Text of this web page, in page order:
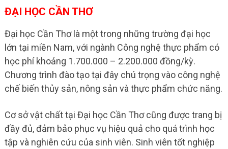
ĐẠI HỌC CẦN THƠ
Đại học Cần Thơ là một trong những trường đại học
lớn tại miền Nam, với ngành Công nghệ thực phẩm có
học phí khoảng 1.700.000 – 2.200.000 đồng/kỳ.
Chương trình đào tạo tại đây chú trọng vào công nghệ
chế biến thủy sản, nông sản và thực phẩm chức năng.
Cơ sở vật chất tại Đại học Cần Thơ cũng được trang bị
đầy đủ, đảm bảo phục vụ hiệu quả cho quá trình học
tập và nghiên cứu của sinh viên. Sinh viên tốt nghiệp